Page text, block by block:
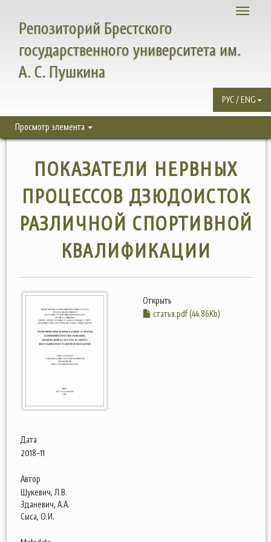
Toggle
Репозиторий Брестского
государственного университета им.
А. С. Пушкина
РУС / ENG
Просмотр элемента
ПОКАЗАТЕЛИ НЕРВНЫХ
ПРОЦЕССОВ ДЗЮДОИСТОК
РАЗЛИЧНОЙ СПОРТИВНОЙ
КВАЛИФИКАЦИИ
Открыть
статья.pdf (44.86Kb)
Дата
2018-11
Автор
Шукевич, Л.В.
Зданевич, А.А.
Сыса, О.И.